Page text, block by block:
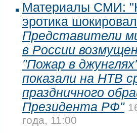
Материалы СМИ:
эротика
Представители
в России
"Пожар в
показали на НТВ
праздничного
Президента РФ"
года, 11:00